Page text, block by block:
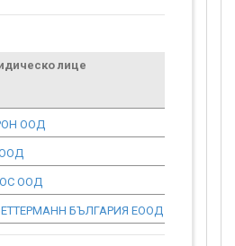
лице
ООД
ООД
ООД
БЪЛГАРИЯ ЕООД